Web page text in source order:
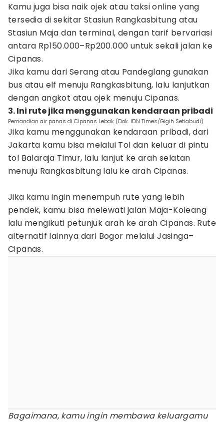
Kamu juga bisa naik ojek atau taksi online yang
tersedia di sekitar Stasiun Rangkasbitung atau
Stasiun Maja dan terminal, dengan tarif bervariasi
antara Rp150.000–Rp200.000 untuk sekali jalan ke
Cipanas.
Jika kamu dari Serang atau Pandeglang gunakan
bus atau elf menuju Rangkasbitung, lalu lanjutkan
dengan angkot atau ojek menuju Cipanas.
3. Ini rute jika menggunakan kendaraan pribadi
Pemandian air panas di Cipanas Lebak (Dok. IDN Times/Gigih Setiabudi)
Jika kamu menggunakan kendaraan pribadi, dari
Jakarta kamu bisa melalui Tol dan keluar di pintu
tol Balaraja Timur, lalu lanjut ke arah selatan
menuju Rangkasbitung lalu ke arah Cipanas.
Jika kamu ingin menempuh rute yang lebih
pendek, kamu bisa melewati jalan Maja-Koleang
lalu mengikuti petunjuk arah ke arah Cipanas. Rute
alternatif lainnya dari Bogor melalui Jasinga–
Cipanas.
Bagaimana, kamu ingin membawa keluargamu